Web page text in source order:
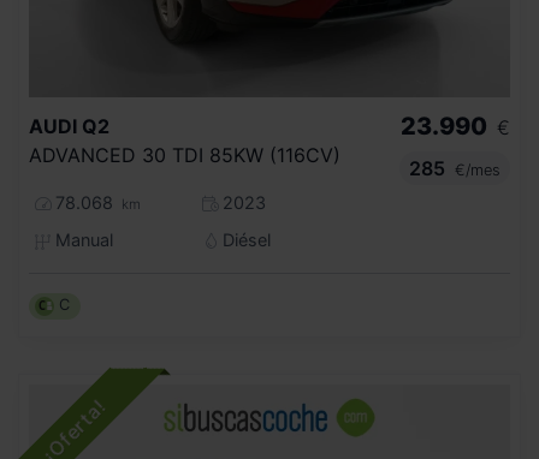
AUDI Q2
ADVANCED 30 TDI 85KW (116CV)
78.068 km
2023
Manual
Diésel
23.990 €
285
€/mes
C